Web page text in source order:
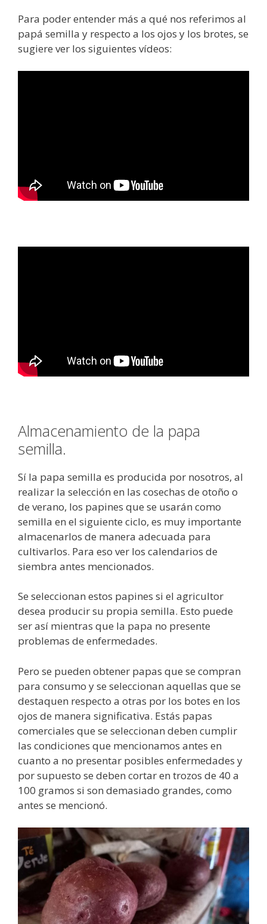
Para poder entender más a qué nos referimos al
papá semilla y respecto a los ojos y los brotes, se
sugiere ver los siguientes vídeos:
Almacenamiento de la papa
semilla.
Sí la papa semilla es producida por nosotros, al
realizar la selección en las cosechas de otoño o
de verano, los papines que se usarán como
semilla en el siguiente ciclo, es muy importante
almacenarlos de manera adecuada para
cultivarlos. Para eso ver los calendarios de
siembra antes mencionados.
Se seleccionan estos papines si el agricultor
desea producir su propia semilla. Esto puede
ser así mientras que la papa no presente
problemas de enfermedades.
Pero se pueden obtener papas que se compran
para consumo y se seleccionan aquellas que se
destaquen respecto a otras por los botes en los
ojos de manera significativa. Estás papas
comerciales que se seleccionan deben cumplir
las condiciones que mencionamos antes en
cuanto a no presentar posibles enfermedades y
por supuesto se deben cortar en trozos de 40 a
100 gramos si son demasiado grandes, como
antes se mencionó.